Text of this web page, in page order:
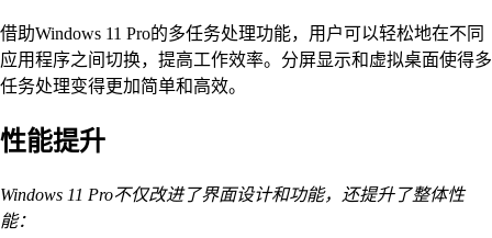
借助Windows 11 Pro的多任务处理功能，用户可以轻松地在不同
应用程序之间切换，提高工作效率。分屏显示和虚拟桌面使得多
任务处理变得更加简单和高效。
性能提升
Windows 11 Pro不仅改进了界面设计和功能，还提升了整体性
能：